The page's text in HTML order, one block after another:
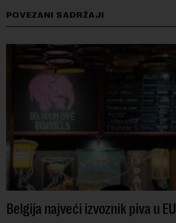
POVEZANI SADRŽAJI
Belgija najveći izvoznik piva u EU